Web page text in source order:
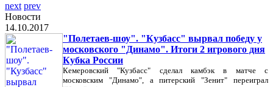
next prev
Новости
14.10.2017
"Полетаев-шоу". "Кузбасс" вырвал победу у
московского "Динамо". Итоги 2 игрового дня
Кубка России
Кемеровский "Кузбасс" сделал камбэк в матче с
московским "Динамо", а питерский "Зенит" переиграл